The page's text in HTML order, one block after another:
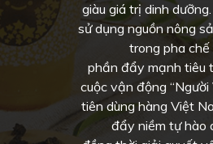
giàu giá trị dinh
sử dụng nguồn nông
trong pha chế
phần đẩy mạnh tiêu
cuộc vận động “Người
tiên dùng hàng Việt
đẩy niềm tự hào